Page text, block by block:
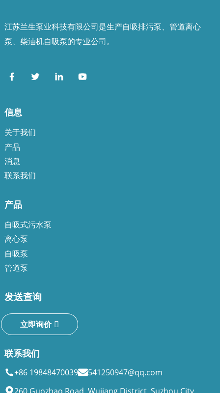
江苏兰生泵业科技有限公司是生产自吸排污泵、管道离心
泵、柴油机自吸泵的专业公司。
信息
关于我们
产品
消息
联系我们
产品
自吸式污水泵
离心泵
自吸泵
管道泵
发送查询
立即询价
联系我们
+86 19848470039
541250947@qq.com